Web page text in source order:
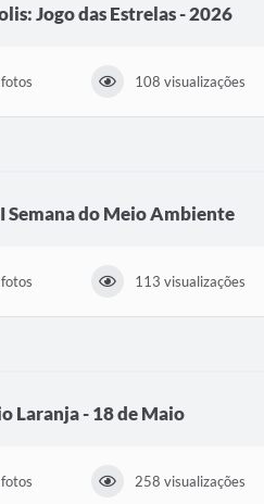
Jogo das Estrelas - 2026
108 visualizações
Semana do Meio Ambiente
113 visualizações
Laranja - 18 de Maio
258 visualizações